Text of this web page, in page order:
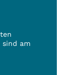
sind am